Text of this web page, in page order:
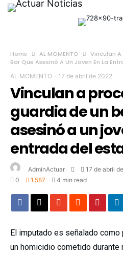
Home AL MOMENTO
Vinculan A
Bar Que Asesinó A Un Joven En La
AL MOMENTO - 17 de abril de 2022
Vinculan a
guardia de un
asesinó a un
entrada del
AdminActuar
17 de abril
0
1.587 4 min read
El imputado es señalado
un homicidio cometido durante